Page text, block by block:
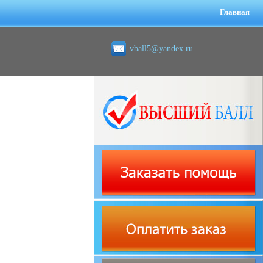
Главная
vball5@yandex.ru